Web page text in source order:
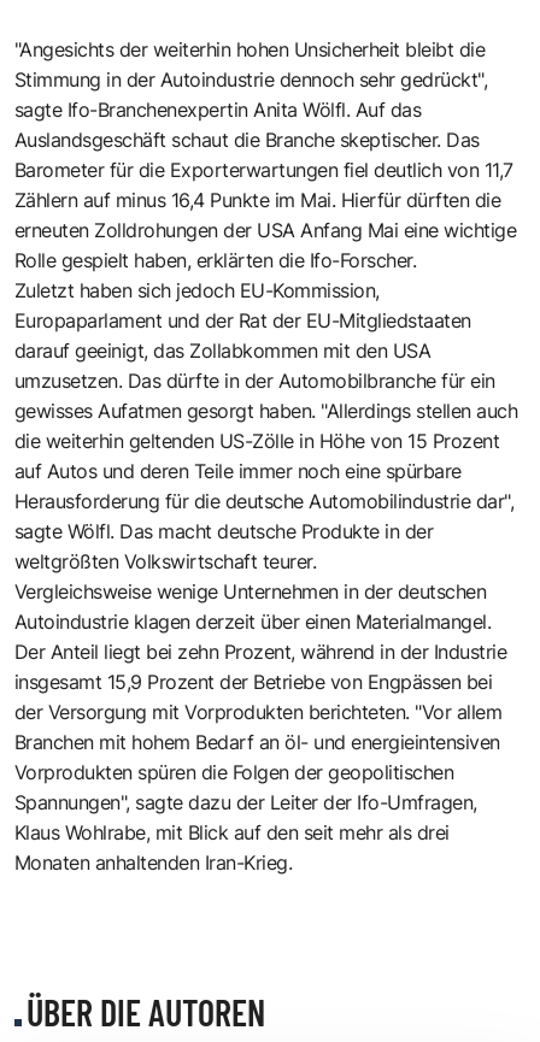
"Angesichts der weiterhin hohen Unsicherheit bleibt die
Stimmung in der Autoindustrie dennoch sehr gedrückt",
sagte Ifo-Branchenexpertin Anita Wölfl. Auf das
Auslandsgeschäft schaut die Branche skeptischer. Das
Barometer für die Exporterwartungen fiel deutlich von 11,7
Zählern auf minus 16,4 Punkte im Mai. Hierfür dürften die
erneuten Zolldrohungen der USA Anfang Mai eine wichtige
Rolle gespielt haben, erklärten die Ifo-Forscher.
Zuletzt haben sich jedoch EU-Kommission,
Europaparlament und der Rat der EU-Mitgliedstaaten
darauf geeinigt, das Zollabkommen mit den USA
umzusetzen. Das dürfte in der Automobilbranche für ein
gewisses Aufatmen gesorgt haben. "Allerdings stellen auch
die weiterhin geltenden US-Zölle in Höhe von 15 Prozent
auf Autos und deren Teile immer noch eine spürbare
Herausforderung für die deutsche Automobilindustrie dar",
sagte Wölfl. Das macht deutsche Produkte in der
weltgrößten Volkswirtschaft teurer.
Vergleichsweise wenige Unternehmen in der deutschen
Autoindustrie klagen derzeit über einen Materialmangel.
Der Anteil liegt bei zehn Prozent, während in der Industrie
insgesamt 15,9 Prozent der Betriebe von Engpässen bei
der Versorgung mit Vorprodukten berichteten. "Vor allem
Branchen mit hohem Bedarf an öl- und energieintensiven
Vorprodukten spüren die Folgen der geopolitischen
Spannungen", sagte dazu der Leiter der Ifo-Umfragen,
Klaus Wohlrabe, mit Blick auf den seit mehr als drei
Monaten anhaltenden Iran-Krieg.
ÜBER DIE AUTOREN